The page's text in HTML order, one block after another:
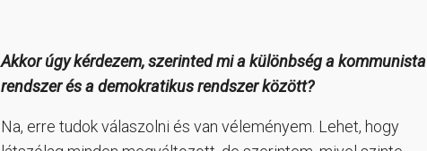
Akkor úgy kérdezem, szerinted mi a különbség a kommunista
rendszer és a demokratikus rendszer között?
Na, erre tudok válaszolni és van véleményem. Lehet, hogy